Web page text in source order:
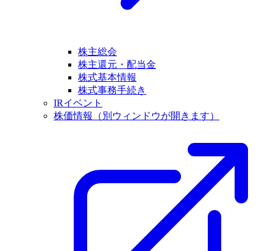
株主総会
株主還元・配当金
株式基本情報
株式事務手続き
IRイベント
株価情報
（別ウィンドウが開きます）